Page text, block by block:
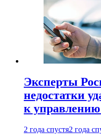
Эксперты
недостатки
к управлению
2 года спустя2 года